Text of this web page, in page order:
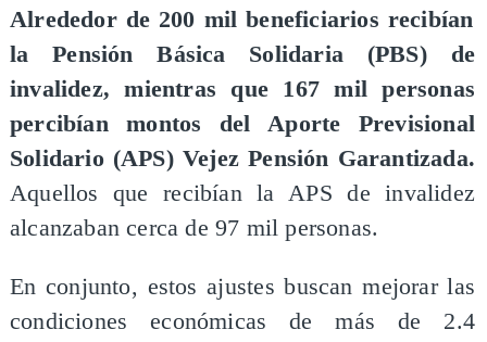
Alrededor de 200 mil beneficiarios recibían
la Pensión Básica Solidaria (PBS) de
invalidez, mientras que 167 mil personas
percibían montos del Aporte Previsional
Solidario (APS) Vejez Pensión Garantizada.
Aquellos que recibían la APS de invalidez
alcanzaban cerca de 97 mil personas.
En conjunto, estos ajustes buscan mejorar las
condiciones económicas de más de 2.4